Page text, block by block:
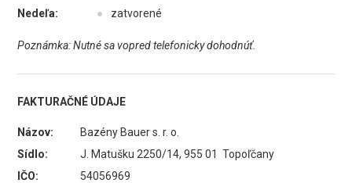
Nedeľa:
● zatvorené
Poznámka: Nutné sa vopred telefonicky dohodnúť.
FAKTURAČNÉ ÚDAJE
Názov:
Bazény Bauer s. r. o.
Sídlo:
J. Matušku 2250/14, 955 01 Topoľčany
IČO:
54056969